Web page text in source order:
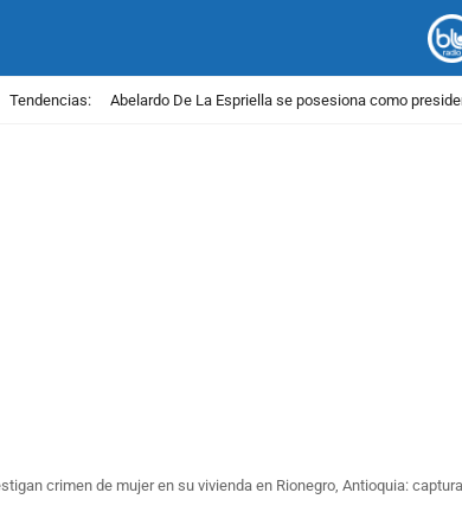
Tendencias: Abelardo De La Espriella se posesiona como
crimen de mujer en su vivienda en Rionegro, Antioquia: